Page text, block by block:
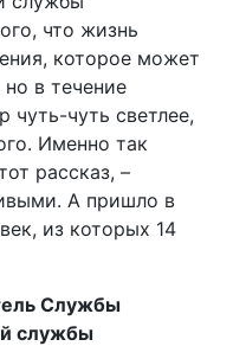
что жизнь
которое может
в течение
чуть-чуть светлее,
Именно так
рассказ, –
А пришло в
из которых 14
Службы
службы